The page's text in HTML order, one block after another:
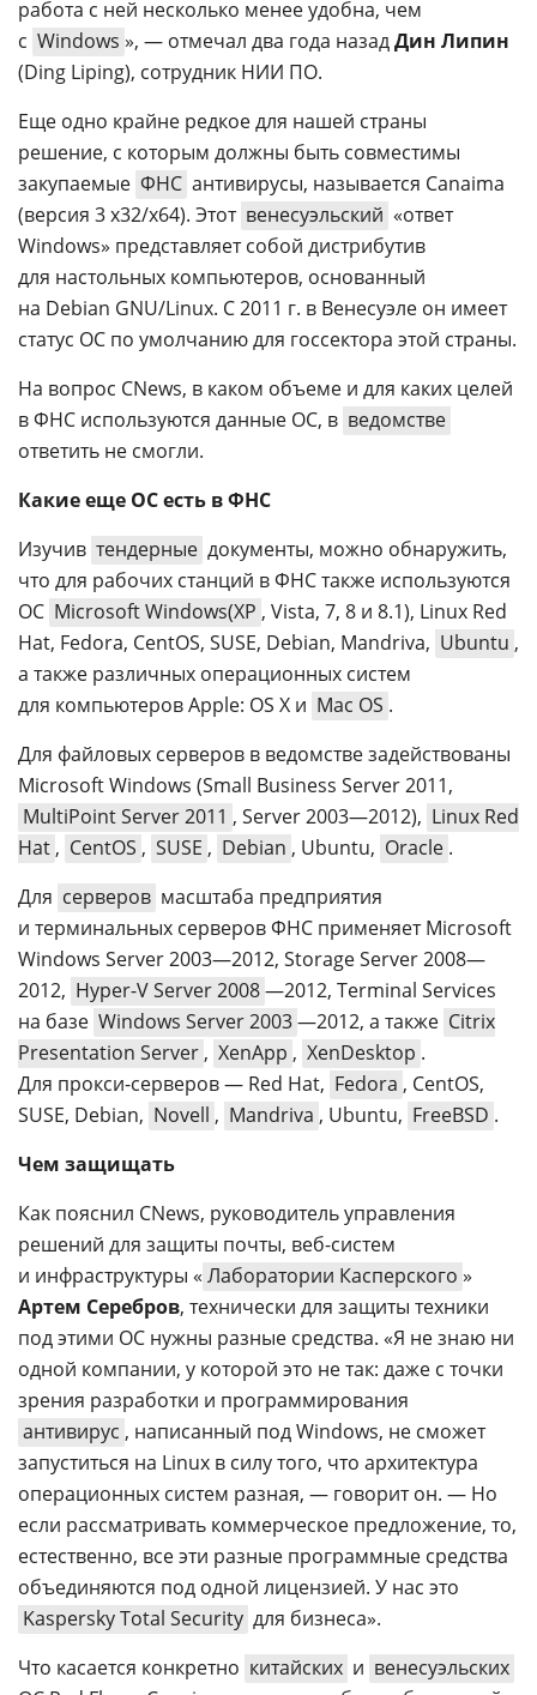
работа с ней несколько менее удобна, чем
с Windows », — отмечал два года назадДин Липин
(Ding Liping), сотрудник НИИ ПО.
Еще одно крайне редкое для нашей страны
решение, с которым должны быть совместимы
закупаемые ФНС антивирусы, называется Canaima
(версия 3 x32/x64). Этот венесуэльский «ответ
Windows» представляет собой дистрибутив
для настольных компьютеров, основанный
на Debian GNU/Linux. С 2011 г. в Венесуэле он имеет
статус ОС по умолчанию для госсектора этой страны.
На вопрос CNews, в каком объеме и для каких целей
в ФНС используются данные ОС, в ведомстве
ответить не смогли.
Какие еще ОС есть в ФНС
Изучив тендерные документы, можно обнаружить,
что для рабочих станций в ФНС также используются
ОС Microsoft Windows(XP , Vista, 7, 8 и 8.1), Linux Red
Hat, Fedora, CentOS, SUSE, Debian, Mandriva, Ubuntu ,
а также различных операционных систем
для компьютеров Apple: OS X и Mac OS .
Для файловых серверов в ведомстве задействованы
Microsoft Windows (Small Business Server 2011,
MultiPoint Server 2011 , Server 2003—2012), Linux Red
Hat , CentOS , SUSE , Debian , Ubuntu, Oracle .
Для серверов масштаба предприятия
и терминальных серверов ФНС применяет Microsoft
Windows Server 2003—2012, Storage Server 2008—
2012, Hyper-V Server 2008—2012, Terminal Services
на базе Windows Server 2003—2012, а также Citrix
Presentation Server , XenApp , XenDesktop .
Для прокси-серверов — Red Hat, Fedora , CentOS,
SUSE, Debian, Novell , Mandriva , Ubuntu, FreeBSD .
Чем защищать
Как пояснил CNews, руководитель управления
решений для защиты почты, веб-систем
и инфраструктуры « Лаборатории Касперского »
Артем Серебров, технически для защиты техники
под этими ОС нужны разные средства. «Я не знаю ни
одной компании, у которой это не так: даже с точки
зрения разработки и программирования
антивирус , написанный под Windows, не сможет
запуститься на Linux в силу того, что архитектура
операционных систем разная, — говорит он. — Но
если рассматривать коммерческое предложение, то,
естественно, все эти разные программные средства
объединяются под одной лицензией. У нас это
Kaspersky Total Security для бизнеса».
Что касается конкретно китайских и венесуэльских